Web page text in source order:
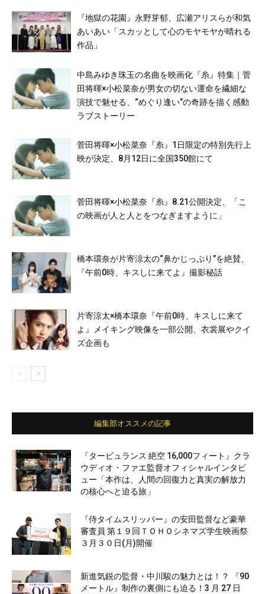
『地獄の花園』永野芽郁、広瀬アリスらが和気
あいあい「スカッとして心のモヤモヤが晴れる
作品」
中島みゆき珠玉の名曲を映画化『糸』特集｜菅
田将暉×小松菜奈が男女の切ない運命を繊細な
演技で魅せる、“めぐり逢い”の奇跡を描く感動
ラブストーリー
菅田将暉×小松菜奈『糸』1日限定の特別先行上
映が決定、8月12日に全国350館にて
菅田将暉×小松菜奈『糸』8.21公開決定、「こ
の映画が人と人とをつなぎますように」
橋本環奈が片寄涼太の“鼻かじっぷり”を絶賛、
『午前0時、キスしに来てよ』撮影秘話
片寄涼太×橋本環奈『午前0時、キスしに来て
よ』メイキング映像を一部公開、衣裳展やクイ
ズ企画も
編集部オススメの記事
『タービュランス 絶空 16,000フィート』クラ
ウディオ・ファエ監督オフィシャルインタビ
ュー「本作は、人間の回復力と真実の解放力
の核心へと迫る旅」
『侍タイムスリッパー』の安田監督など豪華
審査員 第１９回ＴＯＨＯシネマズ学生映画祭
３月３０日(月)開催
新進気鋭の監督・中川駿の魅力とは！？ 『90
メートル』制作の裏側にも迫る！3 月 27 日